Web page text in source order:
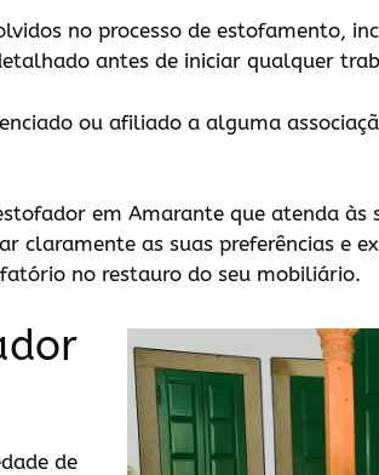
no processo de estofamento,
antes de iniciar qualquer
ou afiliado a alguma
em Amarante que atenda às
claramente as suas preferências e
no restauro do seu mobiliário.
de